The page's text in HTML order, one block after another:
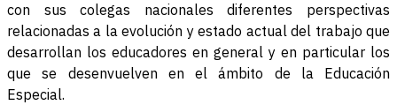
con sus colegas nacionales diferentes perspectivas
relacionadas a la evolución y estado actual del trabajo que
desarrollan los educadores en general y en particular los
que se desenvuelven en el ámbito de la Educación
Especial.